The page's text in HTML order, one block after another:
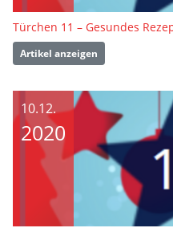
Türchen 11 – Gesundes
Artikel anzeigen
10.12.
2020